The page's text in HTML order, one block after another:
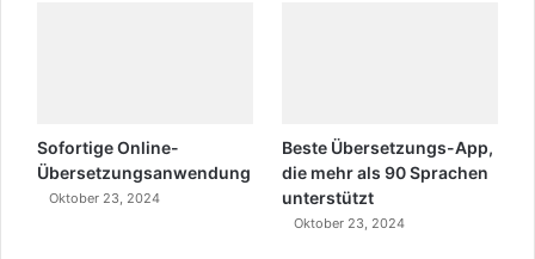
Sofortige Online-
Übersetzungsanwendung
Oktober 23, 2024
Beste Übersetzungs-App,
die mehr als 90 Sprachen
unterstützt
Oktober 23, 2024